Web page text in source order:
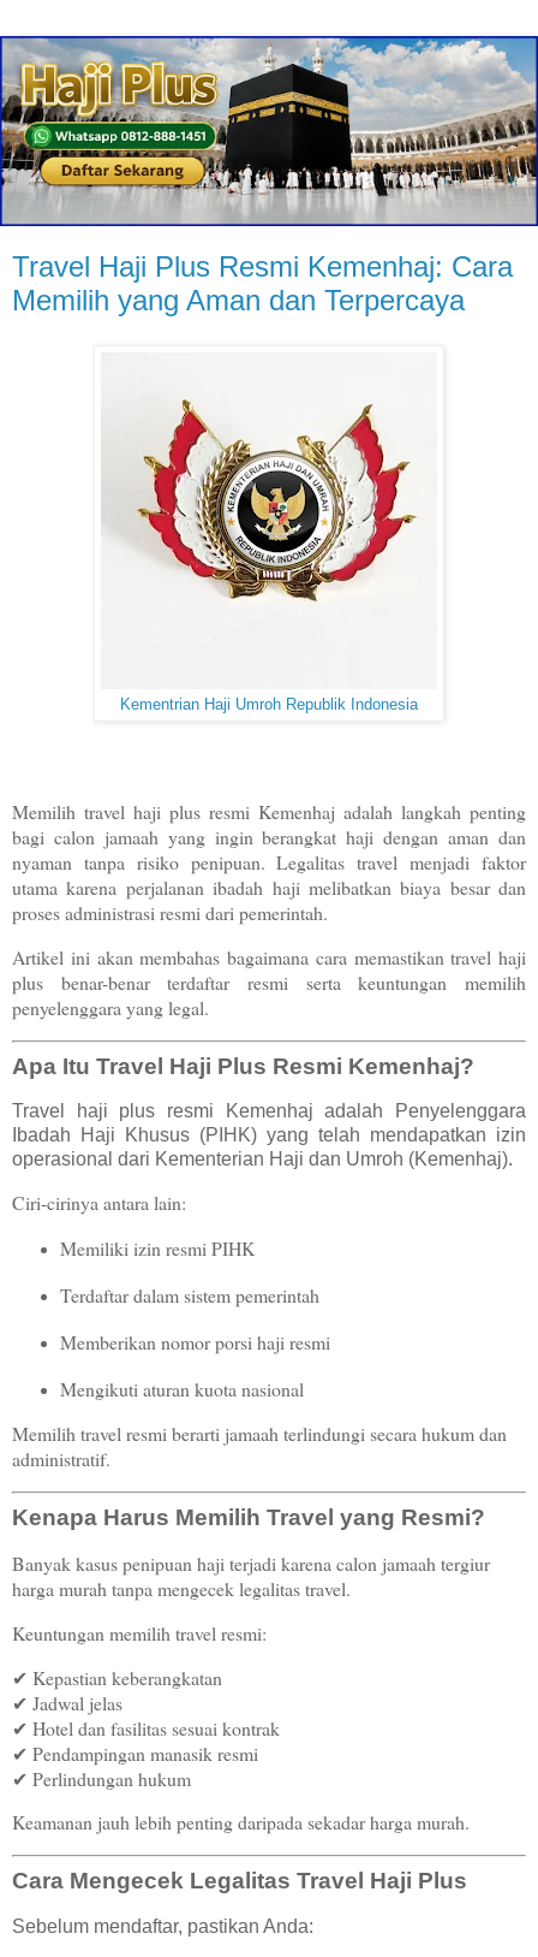
Travel Haji Plus Resmi Kemenhaj: Cara
Memilih yang Aman dan Terpercaya
Kementrian Haji Umroh Republik Indonesia
Memilih travel haji plus resmi Kemenhaj adalah langkah penting
bagi calon jamaah yang ingin berangkat haji dengan aman dan
nyaman tanpa risiko penipuan. Legalitas travel menjadi faktor
utama karena perjalanan ibadah haji melibatkan biaya besar dan
proses administrasi resmi dari pemerintah.
Artikel ini akan membahas bagaimana cara memastikan travel haji
plus benar-benar terdaftar resmi serta keuntungan memilih
penyelenggara yang legal.
Apa Itu Travel Haji Plus Resmi Kemenhaj?
Travel haji plus resmi Kemenhaj adalah Penyelenggara
Ibadah Haji Khusus (PIHK) yang telah mendapatkan izin
operasional dari Kementerian Haji dan Umroh (Kemenhaj).
Ciri-cirinya antara lain:
Memiliki izin resmi PIHK
Terdaftar dalam sistem pemerintah
Memberikan nomor porsi haji resmi
Mengikuti aturan kuota nasional
Memilih travel resmi berarti jamaah terlindungi secara hukum dan
administratif.
Kenapa Harus Memilih Travel yang Resmi?
Banyak kasus penipuan haji terjadi karena calon jamaah tergiur
harga murah tanpa mengecek legalitas travel.
Keuntungan memilih travel resmi:
✔ Kepastian keberangkatan
✔ Jadwal jelas
✔ Hotel dan fasilitas sesuai kontrak
✔ Pendampingan manasik resmi
✔ Perlindungan hukum
Keamanan jauh lebih penting daripada sekadar harga murah.
Cara Mengecek Legalitas Travel Haji Plus
Sebelum mendaftar, pastikan Anda: